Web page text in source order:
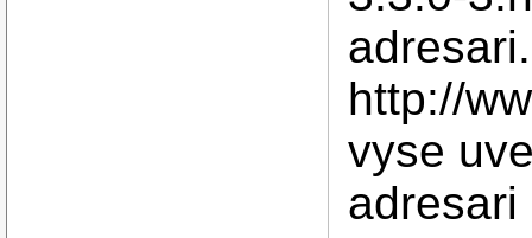
http://
vyse